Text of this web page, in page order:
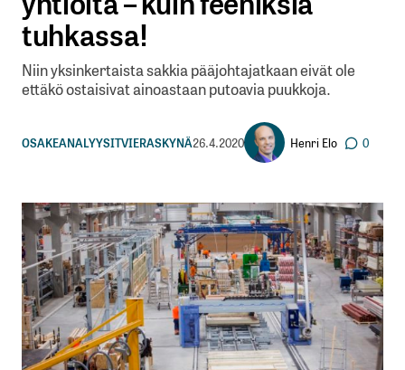
tuhkassa!
Niin yksinkertaista sakkia pääjohtajatkaan eivät ole
ettäkö ostaisivat ainoastaan putoavia puukkoja.
OSAKEANALYYSITVIERASKYNÄ26.4.2020 Henri Elo 0